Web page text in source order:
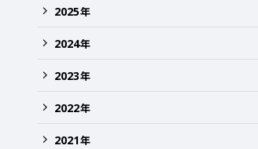
2025年
2024年
2023年
2022年
2021年